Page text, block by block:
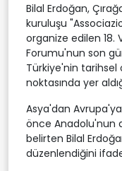
Bilal Erdoğan,
kuruluşu
organize edilen 18.
Forumu'nun son
Türkiye'nin
noktasında yer
Asya'dan Avrupa'ya
önce Anadolu'nun
belirten Bilal
düzenlendiğini